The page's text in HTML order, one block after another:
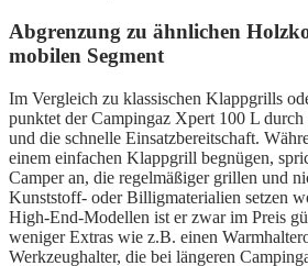
Abgrenzung zu ähnlichen
mobilen Segment
Im Vergleich zu klassischen Klappgrills
punktet der Campingaz Xpert 100 L
und die schnelle Einsatzbereitschaft.
einem einfachen Klappgrill begnügen,
Camper an, die regelmäßiger grillen und
Kunststoff- oder Billigmaterialien setzen
High-End-Modellen ist er zwar im Preis
weniger Extras wie z.B. einen
Werkzeughalter, die bei längeren